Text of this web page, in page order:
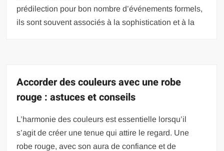
prédilection pour bon nombre d’événements formels,
ils sont souvent associés à la sophistication et à la
Accorder des couleurs avec une robe
rouge : astuces et conseils
L’harmonie des couleurs est essentielle lorsqu’il
s’agit de créer une tenue qui attire le regard. Une
robe rouge, avec son aura de confiance et de